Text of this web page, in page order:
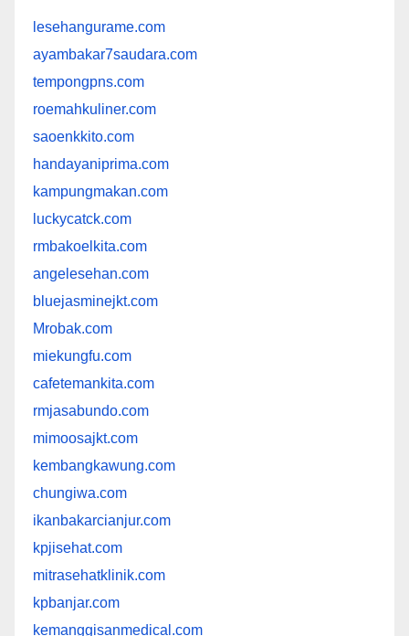
lesehangurame.com
ayambakar7saudara.com
tempongpns.com
roemahkuliner.com
saoenkkito.com
handayaniprima.com
kampungmakan.com
luckycatck.com
rmbakoelkita.com
angelesehan.com
bluejasminejkt.com
Mrobak.com
miekungfu.com
cafetemankita.com
rmjasabundo.com
mimoosajkt.com
kembangkawung.com
chungiwa.com
ikanbakarcianjur.com
kpjisehat.com
mitrasehatklinik.com
kpbanjar.com
kemanggisanmedical.com